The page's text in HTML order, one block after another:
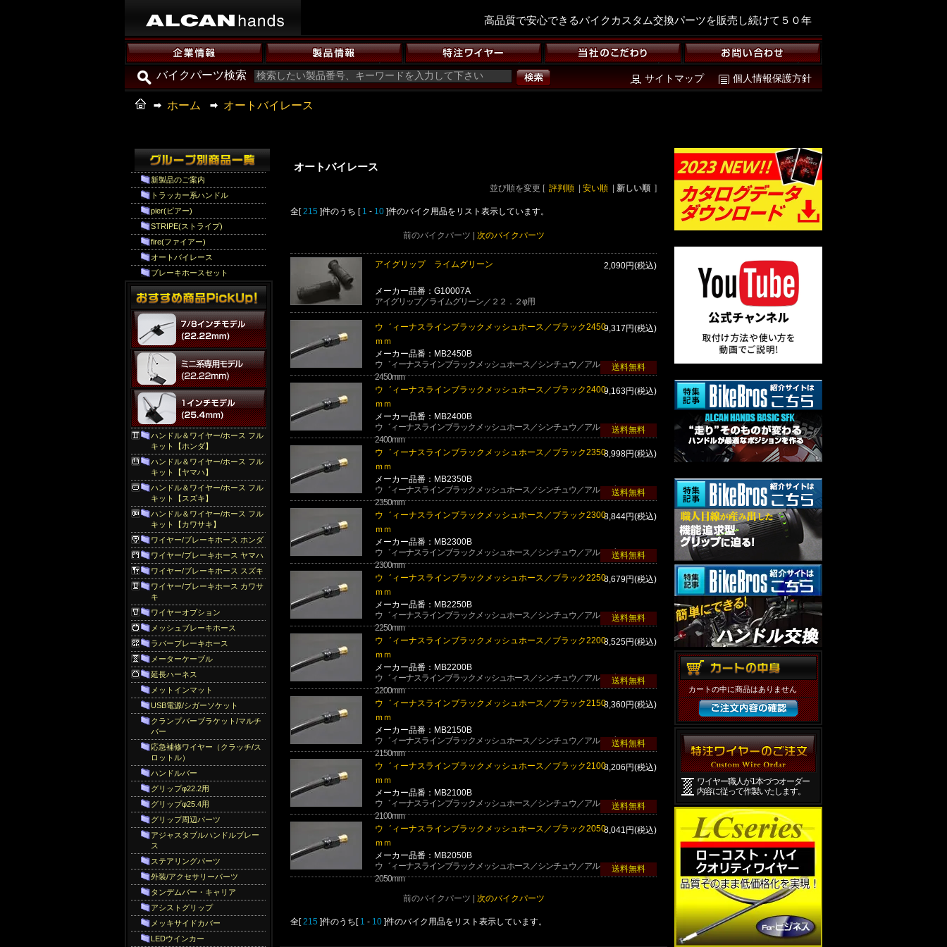
高品質で安心できるバイクカスタム交換パーツを販売し続けて５０年
サイトマップ 個人情報保護方針
バイクパーツ検索
ホーム オートバイレース
新製品のご案内
トラッカー系ハンドル
pier(ピアー)
STRIPE(ストライプ)
fire(ファイアー)
オートバイレース
ブレーキホースセット
ハンドル＆ワイヤー/ホース フル
キット【ホンダ】
ハンドル＆ワイヤー/ホース フル
キット【ヤマハ】
ハンドル＆ワイヤー/ホース フル
キット【スズキ】
ハンドル＆ワイヤー/ホース フル
キット【カワサキ】
ワイヤー/ブレーキホース ホンダ
ワイヤー/ブレーキホース ヤマハ
ワイヤー/ブレーキホース スズキ
ワイヤー/ブレーキホース カワサ
キ
ワイヤーオプション
メッシュブレーキホース
ラバーブレーキホース
メーターケーブル
延長ハーネス
メットインマット
USB電源/シガーソケット
クランプバーブラケット/マルチ
バー
応急補修ワイヤー（クラッチ/ス
ロットル）
ハンドルバー
グリップφ22.2用
グリップφ25.4用
グリップ周辺パーツ
アジャスタブルハンドルブレー
ス
ステアリングパーツ
外装/アクセサリーパーツ
タンデムバー・キャリア
アシストグリップ
メッキサイドカバー
LEDウインカー
オートバイレース
並び順を変更 [ 評判順 安い順 新しい順 ]
全[ 215 ]件のうち [ 1 - 10 ]件のバイク用品をリスト表示しています。
前のバイクパーツ | 次のバイクパーツ
2,090円(税込)
アイグリップ ライムグリーン
アイグリップ／ライムグリーン／２２．２φ用
メーカー品番：G10007A
9,317円(税込)
ウ゛ィーナスラインブラックメッシュホース／ブラック2450
ｍｍ
ウ゛ィーナスラインブラックメッシュホース／シンチュウ／アルミブラック
2450mm
メーカー品番：MB2450B
送料無料
9,163円(税込)
ウ゛ィーナスラインブラックメッシュホース／ブラック2400
ｍｍ
ウ゛ィーナスラインブラックメッシュホース／シンチュウ／アルミブラック
2400mm
メーカー品番：MB2400B
送料無料
8,998円(税込)
ウ゛ィーナスラインブラックメッシュホース／ブラック2350
ｍｍ
ウ゛ィーナスラインブラックメッシュホース／シンチュウ／アルミブラック
2350mm
メーカー品番：MB2350B
送料無料
8,844円(税込)
ウ゛ィーナスラインブラックメッシュホース／ブラック2300
ｍｍ
ウ゛ィーナスラインブラックメッシュホース／シンチュウ／アルミブラック
2300mm
メーカー品番：MB2300B
送料無料
8,679円(税込)
ウ゛ィーナスラインブラックメッシュホース／ブラック2250
ｍｍ
ウ゛ィーナスラインブラックメッシュホース／シンチュウ／アルミブラック
2250mm
メーカー品番：MB2250B
送料無料
8,525円(税込)
ウ゛ィーナスラインブラックメッシュホース／ブラック2200
ｍｍ
ウ゛ィーナスラインブラックメッシュホース／シンチュウ／アルミブラック
2200mm
メーカー品番：MB2200B
送料無料
8,360円(税込)
ウ゛ィーナスラインブラックメッシュホース／ブラック2150
ｍｍ
ウ゛ィーナスラインブラックメッシュホース／シンチュウ／アルミブラック
2150mm
メーカー品番：MB2150B
送料無料
8,206円(税込)
ウ゛ィーナスラインブラックメッシュホース／ブラック2100
ｍｍ
ウ゛ィーナスラインブラックメッシュホース／シンチュウ／アルミブラック
2100mm
メーカー品番：MB2100B
送料無料
8,041円(税込)
ウ゛ィーナスラインブラックメッシュホース／ブラック2050
ｍｍ
ウ゛ィーナスラインブラックメッシュホース／シンチュウ／アルミブラック
2050mm
メーカー品番：MB2050B
送料無料
前のバイクパーツ | 次のバイクパーツ
全[ 215 ]件のうち[ 1 - 10 ]件のバイク用品をリスト表示しています。
カートの中に商品はありません
ワイヤー職人が1本づつオーダー
内容に従って作製いたします。